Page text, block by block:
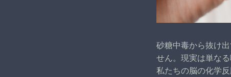
砂糖中毒から抜け
せん。現実は単な
私たちの脳の化学